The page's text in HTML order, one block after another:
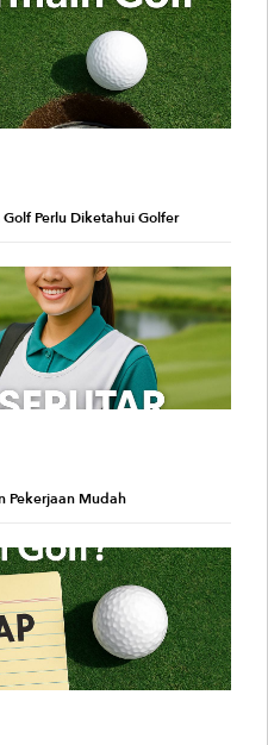
Perlu Diketahui Golfer
Pekerjaan Mudah